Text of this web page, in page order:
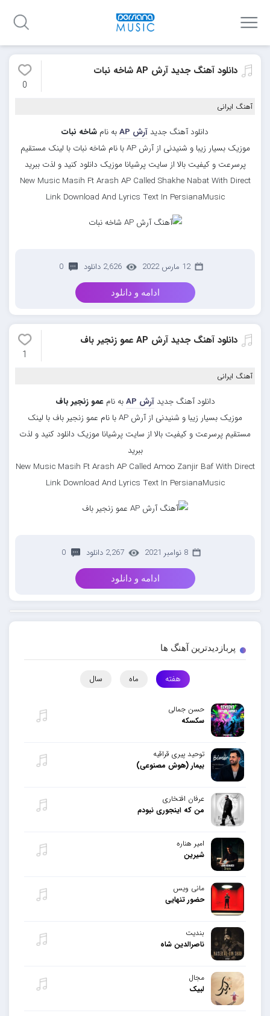
دانلود آهنگ جدید آرش AP شاخه نبات
0
آهنگ ایرانی
دانلود آهنگ جدید آرش AP به نام شاخه نبات
موزیک بسیار زیبا و شنیدنی از آرش AP با نام شاخه نبات با لینک مستقیم
پرسرعت و کیفیت بالا از سایت پرشیانا موزیک دانلود کنید و لذت ببرید
New Music Masih Ft Arash AP Called Shakhe Nabat With Direct
Link Download And Lyrics Text In PersianaMusic
12 مارس 2022 2,626 دانلود 0
ادامه و دانلود
دانلود آهنگ جدید آرش AP عمو زنجیر باف
1
آهنگ ایرانی
دانلود آهنگ جدیدآرش AP به نامعمو زنجیر باف
موزیک بسیار زیبا و شنیدنی از آرش AP با نام عمو زنجیر باف با لینک
مستقیم پرسرعت و کیفیت بالا از سایت پرشیانا موزیک دانلود کنید و لذت
ببرید
New Music Masih Ft Arash AP Called Amoo Zanjir Baf With Direct
Link Download And Lyrics Text In PersianaMusic
8 نوامبر 2021 2,267 دانلود 0
ادامه و دانلود
پربازدیدترین آهنگ ها
هفته ماه سال
حسن جمالی
سکسکه
توحید پیری قراقیه
بیمار (هوش مصنوعی)
عرفان افتخاری
من که اینجوری نبودم
امیر هناره
شیرین
مانی ویس
حضور تنهایی
بندیت
ناصرالدین شاه
مجال
لبیک